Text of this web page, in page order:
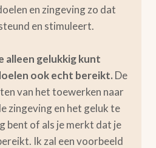
en zingeving zo dat
en stimuleert.
alleen gelukkig kunt
ook echt bereikt. De
van het toewerken naar
zingeving en het geluk te
bent of als je merkt dat je
Ik zal een voorbeeld